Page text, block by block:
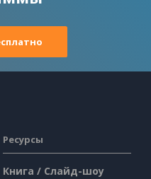
Ресурсы
Книга / Слайд-шоу